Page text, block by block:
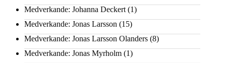
Medverkande: Johanna Deckert (1)
Medverkande: Jonas Larsson (15)
Medverkande: Jonas Larsson Olanders (8)
Medverkande: Jonas Myrholm (1)